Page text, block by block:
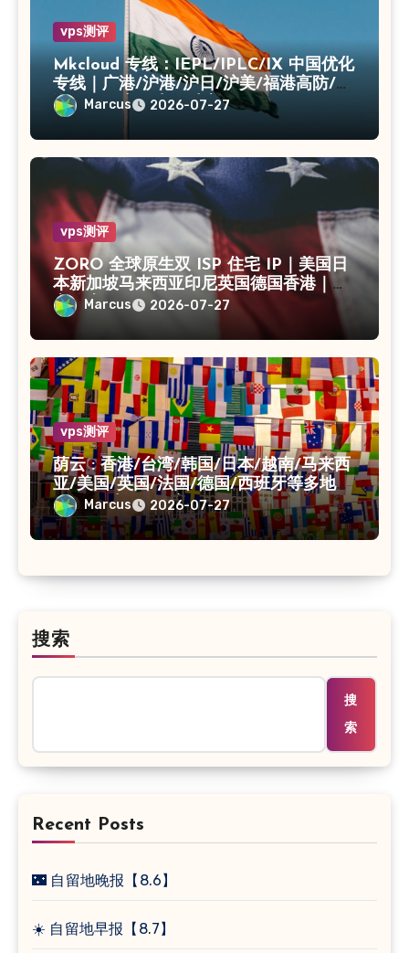
vps测评
Mkcloud 专线：IEPL/IPLC/IX 中国优化
专线｜广港/沪港/沪日/沪美/福港高防/上
海CN2｜入口出口独享IP
Marcus 2026-07-27
vps测评
ZORO 全球原生双 ISP 住宅 IP｜美国日
本新加坡马来西亚印尼英国德国香港｜独
享静态 IPv4
Marcus 2026-07-27
vps测评
荫云 : 香港/台湾/韩国/日本/越南/马来西
亚/美国/英国/法国/德国/西班牙等多地
VPS/原生IP /住宅IP/双ISP
Marcus 2026-07-27
搜索
搜
索
Recent Posts
🌃 自留地晚报【8.6】
☀️ 自留地早报【8.7】